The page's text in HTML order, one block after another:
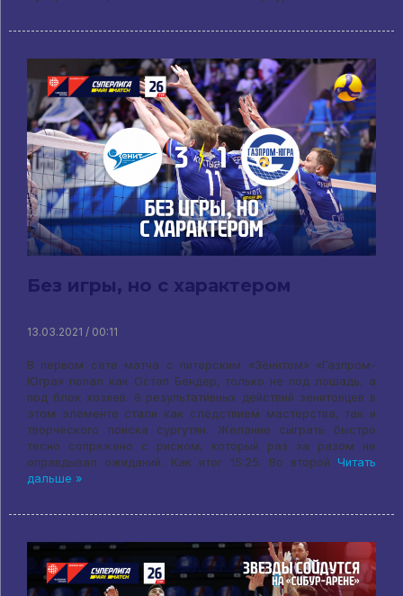
Без игры, но с характером
13.03.2021 / 00:11
В первом сете матча с питерским «Зенитом» «Газпром-
Югра» попал как Остап Бендер, только не под лошадь, а
под блок хозяев. 8 результативных действий зенитовцев в
этом элементе стали как следствием мастерства, так и
творческого поиска сургутян. Желание сыграть быстро
тесно сопряжено с риском, который раз за разом не
оправдывал ожиданий. Как итог 15:25. Во второй Читать
дальше »